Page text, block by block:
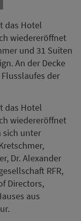
das Hotel
wiedereröffnet
und 31 Suiten
An der Decke
der
das Hotel
wiedereröffnet
sich unter
Dr. Alexander
RFR,
Directors,
aus